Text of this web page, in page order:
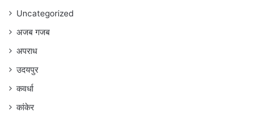
Uncategorized
अजब गजब
अपराध
उदयपुर
कवर्धा
कांकेर